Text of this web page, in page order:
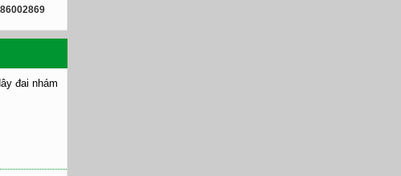
đai nhám